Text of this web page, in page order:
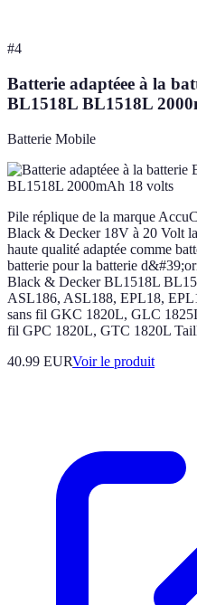
#4
Batterie adaptéee à la
BL1518L BL1518L
Batterie Mobile
Pile réplique de la marque
Black & Decker 18V à 20 Volt
haute qualité adaptée comme
batterie pour la batterie
Black & Decker BL1518L
ASL186, ASL188, EPL18,
sans fil GKC 1820L, GLC
fil GPC 1820L, GTC 1820L
40.99 EURVoir le produit